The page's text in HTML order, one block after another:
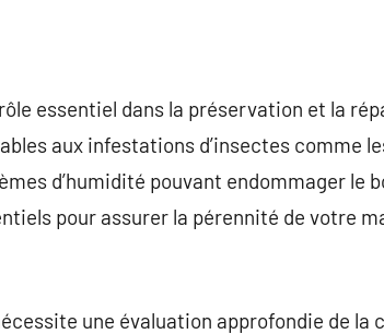
essentiel dans la préservation et la
aux infestations d’insectes comme
d’humidité pouvant endommager le
pour assurer la pérennité de votre
une évaluation approfondie de